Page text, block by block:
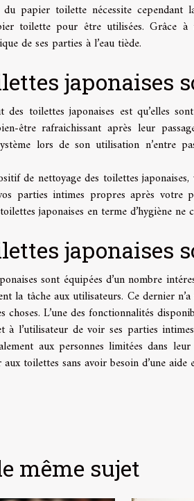
papier toilette nécessite cependant
toilette pour être utilisées. Grâce à
de ses parties à l’eau tiède.
japonaises
toilettes japonaises est qu’elles
être rafraichissant après leur
lors de son utilisation n’entre
de nettoyage des toilettes
parties intimes propres après votre
japonaises en terme d’hygiène ne
japonaises
sont équipées d’un nombre
la tâche aux utilisateurs. Ce dernier
L’une des fonctionnalités
à l’utilisateur de voir ses parties
aux personnes limitées dans
toilettes sans avoir besoin d’une aide
même sujet